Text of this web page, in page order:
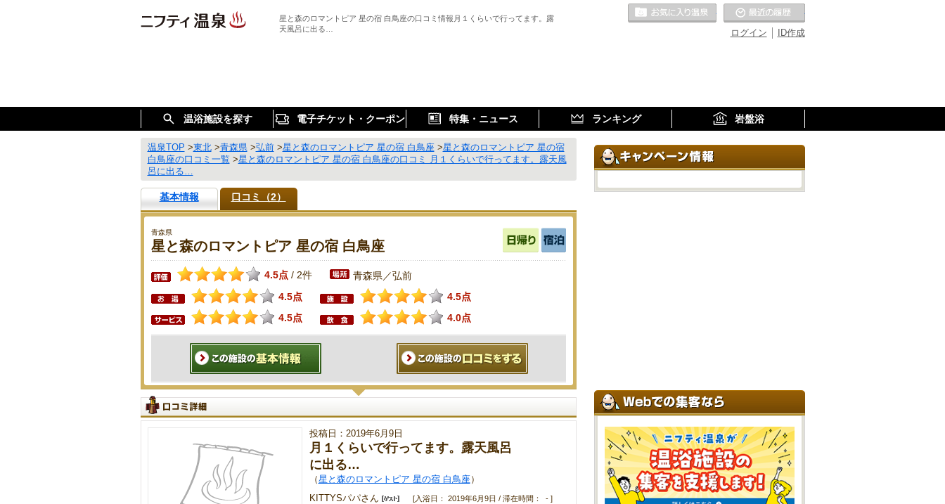
星と森のロマントピア 星の宿 白鳥座の口コミ情報月１くらいで行ってます。露
天風呂に出る…
ID作成
ログイン
お気に入りの温泉
温浴施設を探す 電子チケット・クーポン 特集・ニュース ランキング 岩盤浴
温泉TOP >東北>青森県>弘前>星と森のロマントピア 星の宿 白鳥座>星と森のロマントピア 星の宿
白鳥座の口コミ一覧 >星と森のロマントピア 星の宿 白鳥座の口コミ 月１くらいで行ってます。露天風
呂に出る…
基本情報 口コミ（2）
青森県
星と森のロマントピア 星の宿 白鳥座
4.5点 / 2件 青森県／弘前
4.5点
4.5点
4.5点
4.0点
投稿日：2019年6月9日
月１くらいで行ってます。露天風呂
に出る…
（星と森のロマントピア 星の宿 白鳥座）
KITTYSパパさん
[入浴日： 2019年6月9日 / 滞在時間： - ]